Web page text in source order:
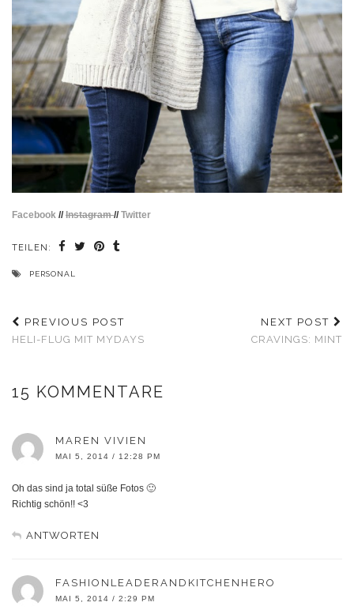
Facebook //Instagram//Twitter
TEILEN:
PERSONAL
PREVIOUS POST
HELI-FLUG MIT MYDAYS
NEXT POST
CRAVINGS: MINT
15 KOMMENTARE
MAREN VIVIEN
MAI 5, 2014 / 12:28 PM
Oh das sind ja total süße Fotos 🙂
Richtig schön!! <3
ANTWORTEN
FASHIONLEADERANDKITCHENHERO
MAI 5, 2014 / 2:29 PM